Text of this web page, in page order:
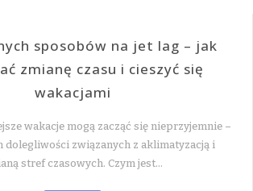
sposobów na jet lag – jak
zmianę czasu i cieszyć się
wakacjami
wakacje mogą zacząć się nieprzyjemnie –
dolegliwości związanych z aklimatyzacją i
stref czasowych. Czym jest…